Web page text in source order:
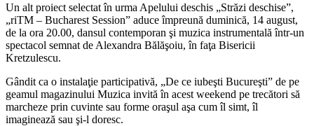
Un alt proiect selectat în urma Apelului deschis „Străzi deschise”,
„riTM – Bucharest Session” aduce împreună duminică, 14 august,
de la ora 20.00, dansul contemporan şi muzica instrumentală într-un
spectacol semnat de Alexandra Bălăşoiu, în faţa Bisericii
Kretzulescu.
Gândit ca o instalaţie participativă, „De ce iubeşti Bucureşti” de pe
geamul magazinului Muzica invită în acest weekend pe trecători să
marcheze prin cuvinte sau forme oraşul aşa cum îl simt, îl
imaginează sau şi-l doresc.